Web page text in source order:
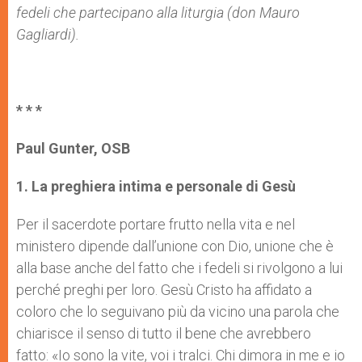
fedeli che partecipano alla liturgia (don Mauro
Gagliardi).
* * *
Paul Gunter, OSB
1. La preghiera intima e personale di Gesù
Per il sacerdote portare frutto nella vita e nel
ministero dipende dall’unione con Dio, unione che è
alla base anche del fatto che i fedeli si rivolgono a lui
perché preghi per loro. Gesù Cristo ha affidato a
coloro che lo seguivano più da vicino una parola che
chiarisce il senso di tutto il bene che avrebbero
fatto: «Io sono la vite, voi i tralci. Chi dimora in me e io